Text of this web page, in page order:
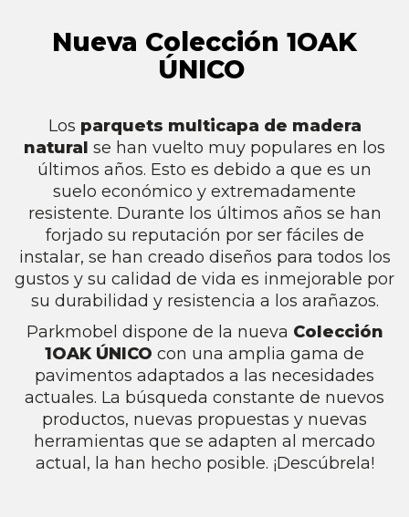
Nueva Colección 1OAK
ÚNICO
Los parquets multicapa de madera
natural se han vuelto muy populares en los
últimos años. Esto es debido a que es un
suelo económico y extremadamente
resistente. Durante los últimos años se han
forjado su reputación por ser fáciles de
instalar, se han creado diseños para todos los
gustos y su calidad de vida es inmejorable por
su durabilidad y resistencia a los arañazos.
Parkmobel dispone de la nueva Colección
1OAK ÚNICO con una amplia gama de
pavimentos adaptados a las necesidades
actuales. La búsqueda constante de nuevos
productos, nuevas propuestas y nuevas
herramientas que se adapten al mercado
actual, la han hecho posible. ¡Descúbrela!